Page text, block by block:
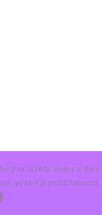
prohlížení webu a díky
výkon a použitelnost.